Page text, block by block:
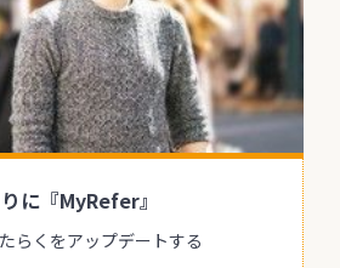
に『MyRefer』
らくをアップデートする